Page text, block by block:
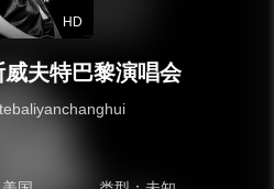
HD
夫特巴黎演唱会